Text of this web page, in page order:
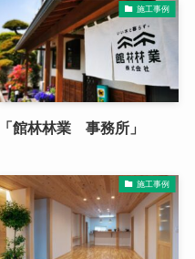
施工事例
「館林林業 事務所」
施工事例